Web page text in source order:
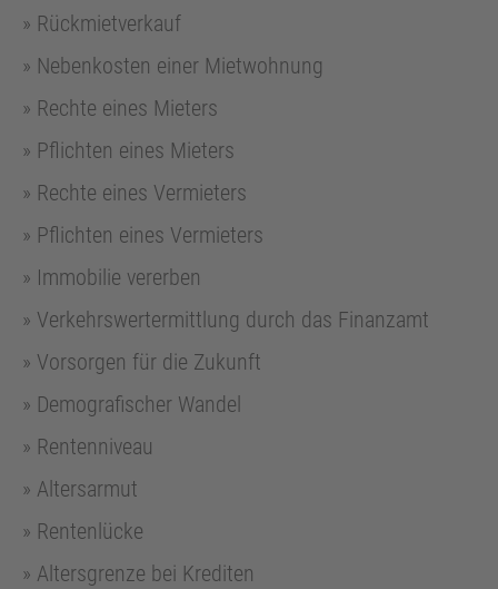
Rückmietverkauf
Nebenkosten einer Mietwohnung
Rechte eines Mieters
Pflichten eines Mieters
Rechte eines Vermieters
Pflichten eines Vermieters
Immobilie vererben
Verkehrswertermittlung durch das Finanzamt
Vorsorgen für die Zukunft
Demografischer Wandel
Rentenniveau
Altersarmut
Rentenlücke
Altersgrenze bei Krediten